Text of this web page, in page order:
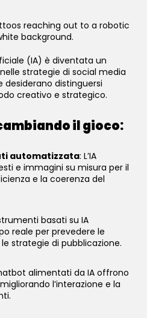
(IA) è diventata un
strategie di social media
desiderano distinguersi
creativo e strategico.
il gioco:
automatizzata: L’IA
e immagini su misura per il
e la coerenza del
basati su IA
reale per prevedere le
strategie di pubblicazione.
alimentati da IA offrono
l’interazione e la